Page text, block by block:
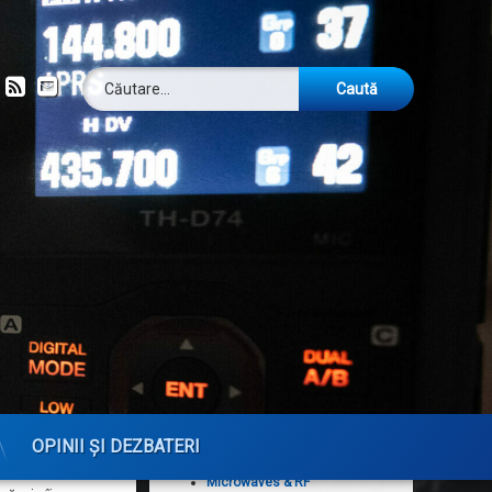
RSSEmail
Caută după:
OPINII ȘI DEZBATERI
4 pentru
domiciliu
Publicații
Magazine
Amateurfunkmagazin
Microwaves & RF